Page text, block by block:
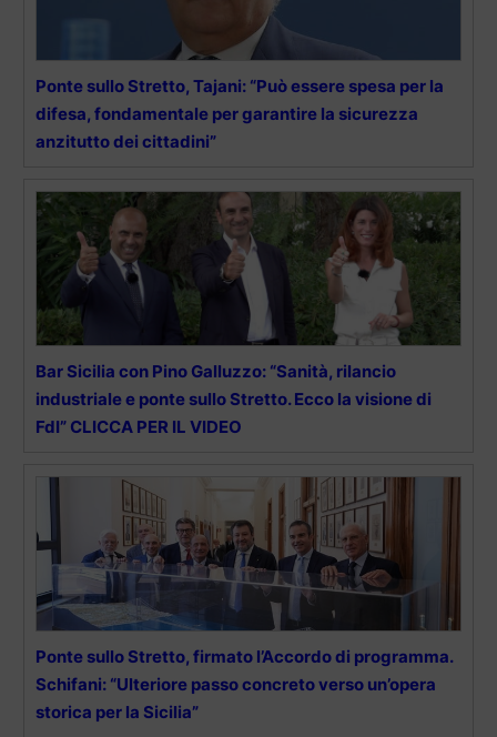
Ponte sullo Stretto, Tajani: “Può essere spesa per la
difesa, fondamentale per garantire la sicurezza
anzitutto dei cittadini”
Bar Sicilia con Pino Galluzzo: “Sanità, rilancio
industriale e ponte sullo Stretto. Ecco la visione di
FdI” CLICCA PER IL VIDEO
Ponte sullo Stretto, firmato l’Accordo di programma.
Schifani: “Ulteriore passo concreto verso un’opera
storica per la Sicilia”